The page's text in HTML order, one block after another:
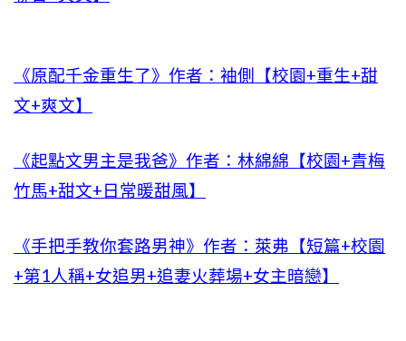
《原配千金重生了》作者：袖側【校園+重生+甜
文+爽文】
《起點文男主是我爸》作者：林綿綿【校園+青梅
竹馬+甜文+日常暖甜風】
《手把手教你套路男神》作者：萊弗【短篇+校園
+第1人稱+女追男+追妻火葬場+女主暗戀】